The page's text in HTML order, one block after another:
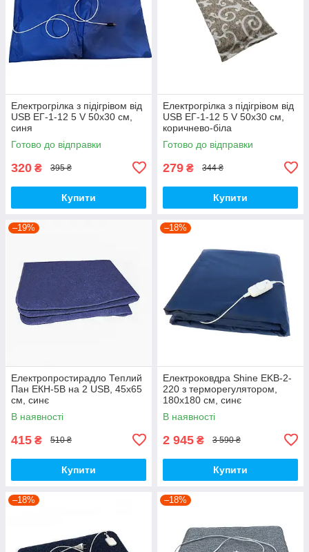
Електрогрілка з підігрівом від
USB ЕГ-1-12 5 V 50х30 см,
синя
Готово до відправки
320 ₴ 395 ₴
Купити
Електрогрілка з підігрівом від
USB ЕГ-1-12 5 V 50х30 см,
коричнево-біла
Готово до відправки
279 ₴ 344 ₴
Купити
–19%
Електропростирадло Теплий
Пан ЕКН-5В на 2 USB, 45х65
см, синє
В наявності
415 ₴ 510 ₴
Купити
–18%
Електроковдра Shine EKB-2-
220 з терморегулятором,
180x180 см, синє
В наявності
2 945 ₴ 3 590 ₴
Купити
–18% –18%